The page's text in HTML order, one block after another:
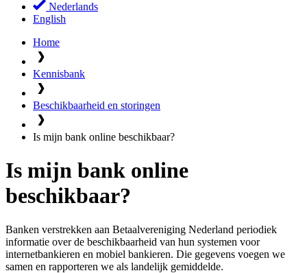
Nederlands
English
Home
Kennisbank
Beschikbaarheid en storingen
Is mijn bank online beschikbaar?
Is mijn bank online
beschikbaar?
Banken verstrekken aan Betaalvereniging Nederland periodiek
informatie over de beschikbaarheid van hun systemen voor
internetbankieren en mobiel bankieren. Die gegevens voegen we
samen en rapporteren we als landelijk gemiddelde.